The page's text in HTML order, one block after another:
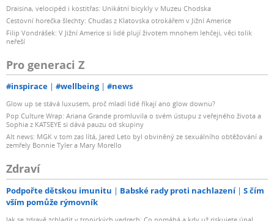
Draisina, velocipéd i kostitřas: Unikátní bicykly v Muzeu Chodska
Cestovní horečka šlechty: Chuďas z Klatovska otrokářem v Jižní Americe
Filip Vondrášek: V Jižní Americe si lidé plují životem mnohem lehčeji, věci tolik
neřeší
Pro generaci Z
#inspirace #wellbeing #news
Glow up se stává luxusem, proč mladí lidé říkají ano glow downu?
Pop Culture Wrap: Ariana Grande promluvila o svém ústupu z veřejného života a
Sophia z KATSEYE si dává pauzu od skupiny
Alt news: MGK v tom zas lítá, Jared Leto byl obviněný ze sexuálního obtěžování a
zemřely Bonnie Tyler a Mary Morello
Zdraví
Podpořte dětskou imunitu Babské rady proti nachlazení
S čím
vším pomůže rýmovník